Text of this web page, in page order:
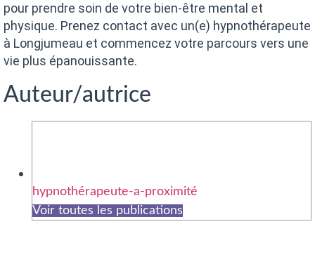
pour prendre soin de votre bien-être mental et
physique. Prenez contact avec un(e) hypnothérapeute
à Longjumeau et commencez votre parcours vers une
vie plus épanouissante.
Auteur/autrice
hypnothérapeute-a-proximité
Voir toutes les publications